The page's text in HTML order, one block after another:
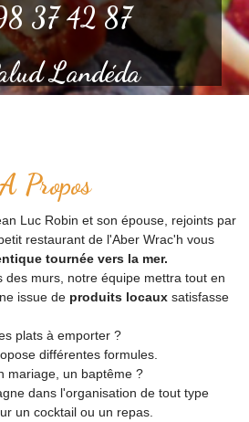
37 42 87
Landéda
A Propos
Luc Robin et son épouse, rejoints par
restaurant de l'Aber Wrac'h vous
tournée vers la mer.
des murs, notre équipe mettra tout en
issue de produits locaux satisfasse
plats à emporter ?
différentes formules.
mariage, un baptême ?
dans l'organisation de tout type
un cocktail ou un repas.